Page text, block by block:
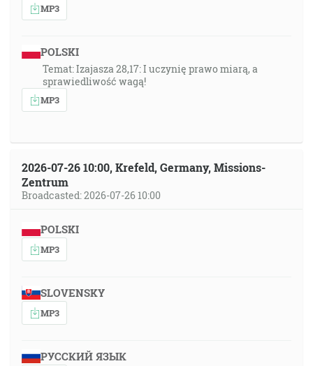
MP3
POLSKI
Temat: Izajasza 28,17: I uczynię prawo miarą, a
sprawiedliwość wagą!
MP3
2026-07-26 10:00, Krefeld, Germany, Missions-
Zentrum
Broadcasted: 2026-07-26 10:00
POLSKI
MP3
SLOVENSKY
MP3
РУССКИЙ ЯЗЫК